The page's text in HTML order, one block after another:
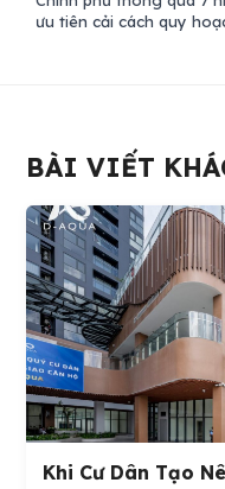
ưu tiên cải cách quy
BÀI VIẾT
Khi Cư Dân Tạo